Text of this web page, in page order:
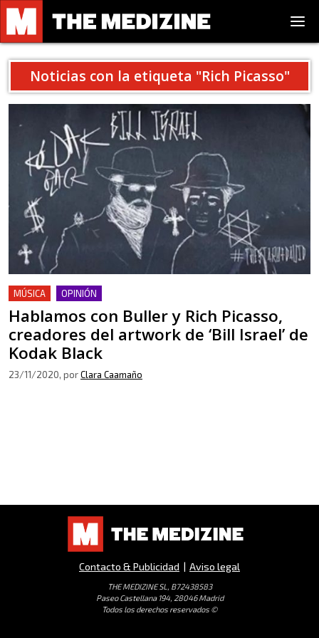
Noticias con la etiqueta "Rich Picasso"
MÚSICA OPINIÓN
Hablamos con Buller y Rich Picasso,
creadores del artwork de ‘Bill Israel’ de
Kodak Black
23/11/2020, porClara Caamaño
Contacto & Publicidad | Aviso legal
THE MEDIZINE SL, B72438583
Paseo Castellana 194, 28046 Madrid
Todos los derechos reservados ©